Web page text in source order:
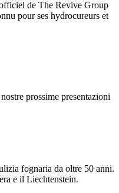
de The Revive Group
pour ses hydrocureurs et
prossime presentazioni
fognaria da oltre 50 anni.
e il Liechtenstein.